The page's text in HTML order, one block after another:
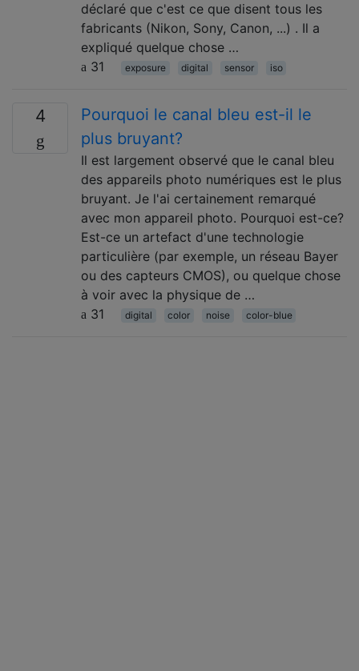
déclaré que c'est ce que disent tous les
fabricants (Nikon, Sony, Canon, ...) . Il a
expliqué quelque chose …
31
exposure digital sensor iso
4
Pourquoi le canal bleu est-il le
plus bruyant?
Il est largement observé que le canal bleu
des appareils photo numériques est le plus
bruyant. Je l'ai certainement remarqué
avec mon appareil photo. Pourquoi est-ce?
Est-ce un artefact d'une technologie
particulière (par exemple, un réseau Bayer
ou des capteurs CMOS), ou quelque chose
à voir avec la physique de …
31
digital color noise color-blue